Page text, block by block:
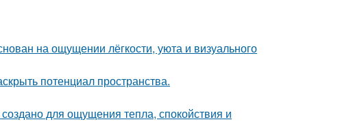
на ощущении лёгкости, уюта и визуального
потенциал пространства.
для ощущения тепла, спокойствия и